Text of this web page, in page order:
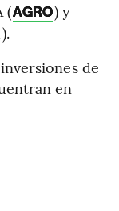
(AGRO) y
).
de
en